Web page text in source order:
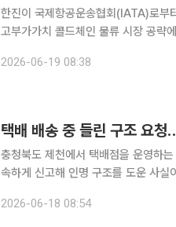
한진이 국제항공운송협회(IATA)로
고부가가치 콜드체인 물류 시장 공략에 나선다. 한진은 IATA의 신선화물 항공
벌 수준의 품질 관리 역량을 공식 인
2026-06-19 08:38
택배 배송 중 들린 구조 요
충청북도 제천에서 택배점을 운영하
속하게 신고해 인명 구조를 도운 사실이 뒤늦게 알려졌다. CJ대
다. 박 집배점장은 지난달 16일 오
2026-06-18 08:54